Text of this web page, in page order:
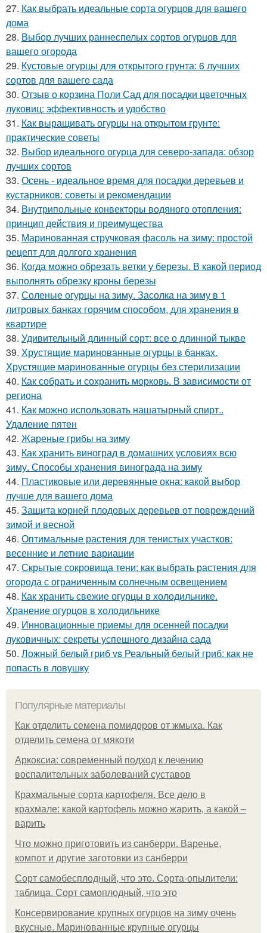
27. Как выбрать идеальные сорта огурцов для вашего
дома
28. Выбор лучших раннеспелых сортов огурцов для
вашего огорода
29. Кустовые огурцы для открытого грунта: 6 лучших
сортов для вашего сада
30. Отзыв о корзина Поли Сад для посадки цветочных
луковиц: эффективность и удобство
31. Как выращивать огурцы на открытом грунте:
практические советы
32. Выбор идеального огурца для северо-запада: обзор
лучших сортов
33. Осень - идеальное время для посадки деревьев и
кустарников: советы и рекомендации
34. Внутрипольные конвекторы водяного отопления:
принцип действия и преимущества
35. Маринованная стручковая фасоль на зиму: простой
рецепт для долгого хранения
36. Когда можно обрезать ветки у березы. В какой период
выполнять обрезку кроны березы
37. Соленые огурцы на зиму. Засолка на зиму в 1
литровых банках горячим способом, для хранения в
квартире
38. Удивительный длинный сорт: все о длинной тыкве
39. Хрустящие маринованные огурцы в банках.
Хрустящие маринованные огурцы без стерилизации
40. Как собрать и сохранить морковь. В зависимости от
региона
41. Как можно использовать нашатырный спирт..
Удаление пятен
42. Жареные грибы на зиму
43. Как хранить виноград в домашних условиях всю
зиму. Способы хранения винограда на зиму
44. Пластиковые или деревянные окна: какой выбор
лучше для вашего дома
45. Защита корней плодовых деревьев от повреждений
зимой и весной
46. Оптимальные растения для тенистых участков:
весенние и летние вариации
47. Скрытые сокровища тени: как выбрать растения для
огорода с ограниченным солнечным освещением
48. Как хранить свежие огурцы в холодильнике.
Хранение огурцов в холодильнике
49. Инновационные приемы для осенней посадки
луковичных: секреты успешного дизайна сада
50. Ложный белый гриб vs Реальный белый гриб: как не
попасть в ловушку
Популярные материалы
Как отделить семена помидоров от жмыха. Как
отделить семена от мякоти
Аркоксиа: современный подход к лечению
воспалительных заболеваний суставов
Крахмальные сорта картофеля. Все дело в
крахмале: какой картофель можно жарить, а какой –
варить
Что можно приготовить из санберри. Варенье,
компот и другие заготовки из санберри
Сорт самобесплодный, что это. Сорта-опылители:
таблица. Сорт самоплодный, что это
Консервирование крупных огурцов на зиму очень
вкусные. Маринованные крупные огурцы